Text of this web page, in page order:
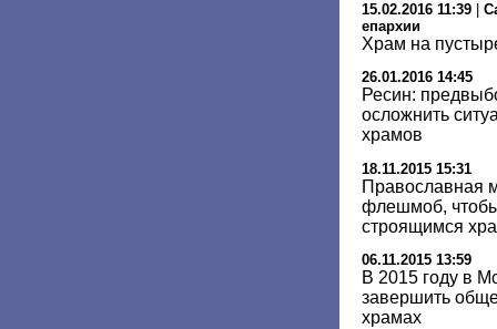
15.02.2016 11:39
епархии
Храм на
26.01.2016 14:45
Ресин:
осложнить
храмов
18.11.2015 15:31
Православная
флешмоб,
строящимся
06.11.2015 13:59
В 2015 году в
завершить
храмах